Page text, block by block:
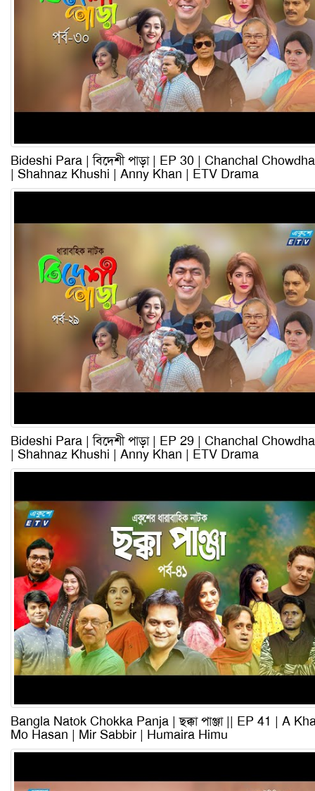
Bideshi Para | বিদেশী পাড়া | EP 30 | Chanchal
| Shahnaz Khushi | Anny Khan | ETV Drama
Bideshi Para | বিদেশী পাড়া | EP 29 | Chanchal
| Shahnaz Khushi | Anny Khan | ETV Drama
Bangla Natok Chokka Panja | ছক্কা পাঞ্জা || EP 41 | A
Mo Hasan | Mir Sabbir | Humaira Himu